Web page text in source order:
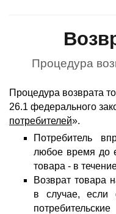
Процедура
Процедура возврата
26.1 федерального
потребителей».
Потребитель
любое время до
товара - в
Возврат товара
в случае, если